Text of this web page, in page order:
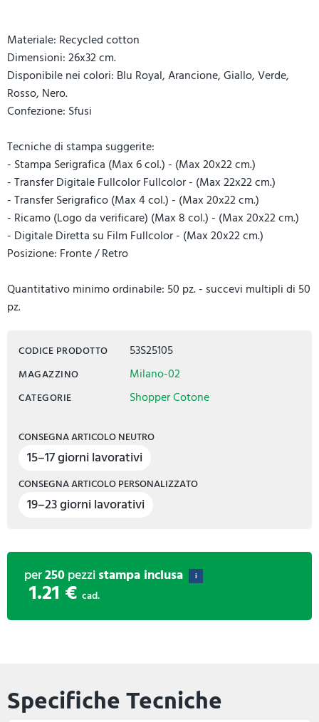
Materiale: Recycled cotton
Dimensioni: 26x32 cm.
Disponibile nei colori: Blu Royal, Arancione, Giallo, Verde,
Rosso, Nero.
Confezione: Sfusi
Tecniche di stampa suggerite:
- Stampa Serigrafica (Max 6 col.) - (Max 20x22 cm.)
- Transfer Digitale Fullcolor Fullcolor - (Max 22x22 cm.)
- Transfer Serigrafico (Max 4 col.) - (Max 20x22 cm.)
- Ricamo (Logo da verificare) (Max 8 col.) - (Max 20x22 cm.)
- Digitale Diretta su Film Fullcolor - (Max 20x22 cm.)
Posizione: Fronte / Retro
Quantitativo minimo ordinabile: 50 pz. - succevi multipli di 50
pz.
CODICE PRODOTTO 53S25105
MAGAZZINO Milano-02
CATEGORIE Shopper Cotone
CONSEGNA ARTICOLO NEUTRO
15–17 giorni lavorativi
CONSEGNA ARTICOLO PERSONALIZZATO
19–23 giorni lavorativi
per250pezzistampa inclusa i
1.21 € cad.
Specifiche Tecniche